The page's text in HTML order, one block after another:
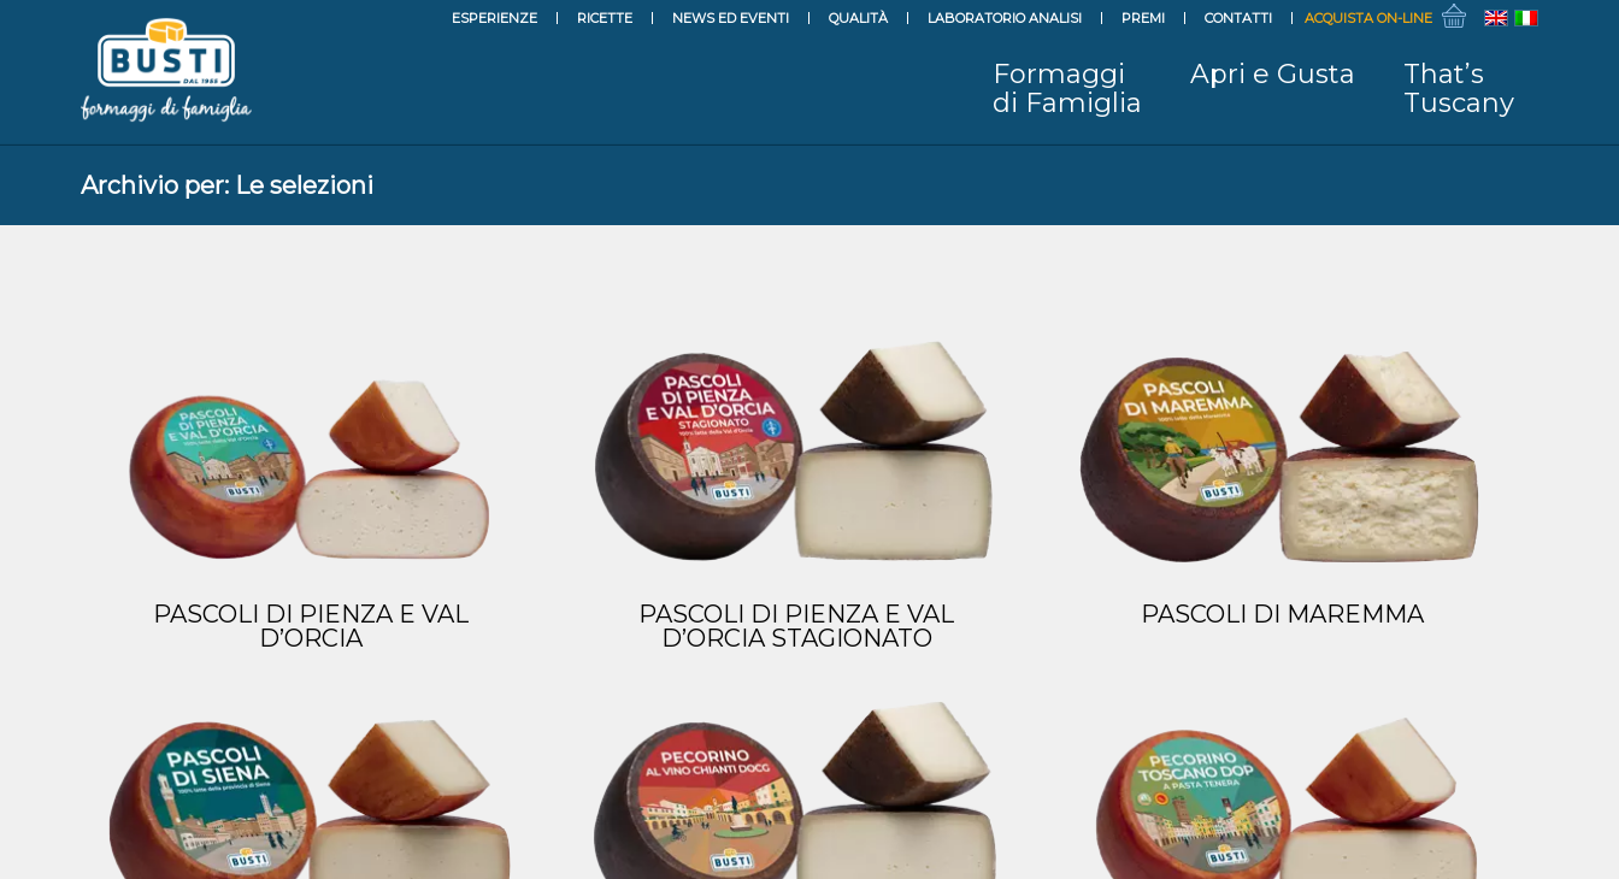
ESPERIENZE RICETTE NEWS ED EVENTI QUALITÀ LABORATORIO ANALISI PREMI CONTATTI ACQUISTA ON-LINE
Formaggi
di Famiglia
Apri e Gusta
That’s
Tuscany
Archivio per: Le selezioni
PASCOLI DI PIENZA E VAL
D’ORCIA
PASCOLI DI PIENZA E VAL
D’ORCIA STAGIONATO
PASCOLI DI MAREMMA